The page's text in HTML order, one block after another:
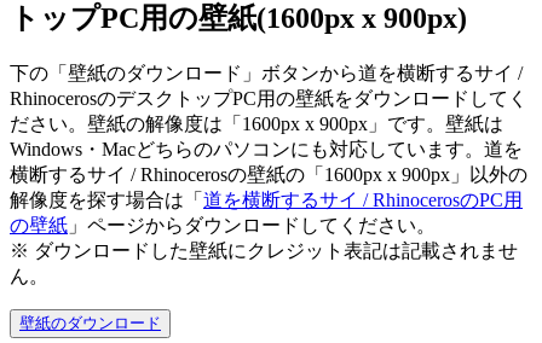
トップPC用の壁紙(1600px x 900px)
下の「壁紙のダウンロード」ボタンから道を横断するサイ /
RhinocerosのデスクトップPC用の壁紙をダウンロードしてく
ださい。壁紙の解像度は「1600px x 900px」です。壁紙は
Windows・Macどちらのパソコンにも対応しています。道を
横断するサイ / Rhinocerosの壁紙の「1600px x 900px」以外の
解像度を探す場合は「 道を横断するサイ / RhinocerosのPC用
の壁紙 」ページからダウンロードしてください。
※ ダウンロードした壁紙に クレジット表記は記載されませ
ん。
壁紙のダウンロード